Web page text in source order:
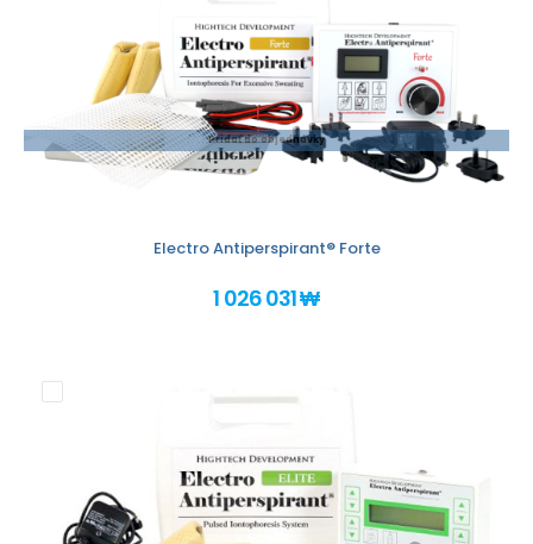
Pridať do objednávky
Electro Antiperspirant® Forte
1 026 031 ₩